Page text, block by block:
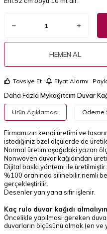
HEMEN AL
Tavsiye Et Fiyat Alarmı
Daha Fazla Mykağıtcım Duvar
Ürün Açıklaması Ödeme
Firmamızın kendi üretimi ve
istediğiniz özel ölçülerde de
Normal üretim aşağıdaki yazan
Nonwoven duvar kağıdından
Dijital baskı yöntemi ile üretilmiştir.
%100 oranında silinebilir,nemli
gerçekleştirilir.
Desenler yan yana sıfır işlenir.
Kaç rulo duvar kağıdı
Öncelikle yapılması gereken
duvarların ölçüsünü almak.(en ve